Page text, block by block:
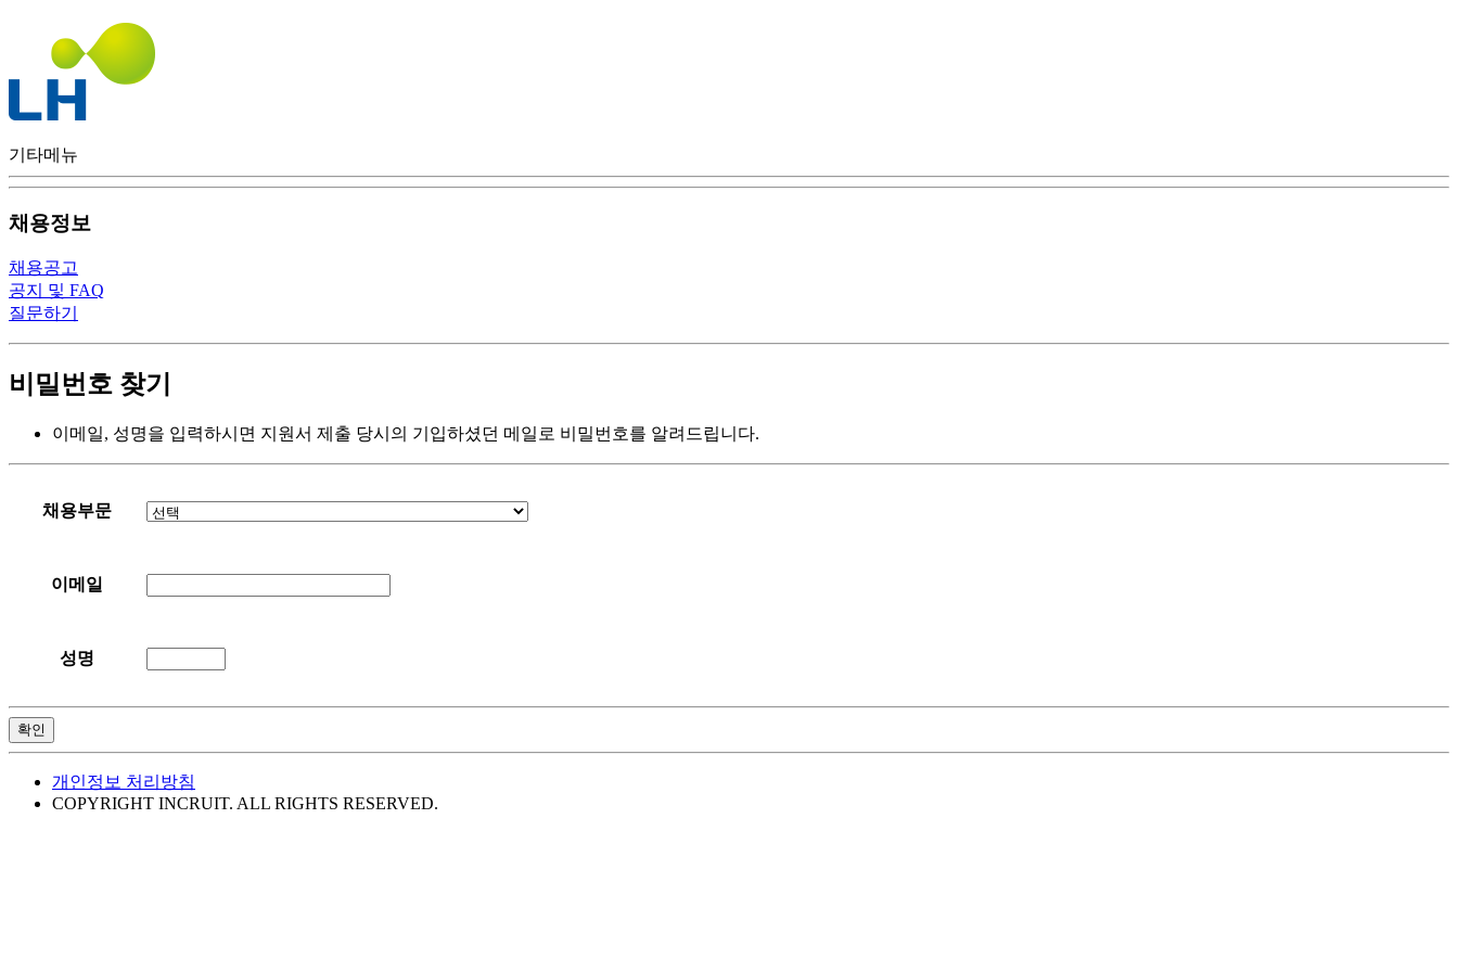
기타메뉴
채용정보
채용공고
공지 및 FAQ
질문하기
비밀번호 찾기
이메일, 성명을 입력하시면 지원서 제출 당시의 기입하셨던 메일로 비밀번호를 알려드립니다.
채용부문
이메일
성명
확인
개인정보 처리방침
COPYRIGHT INCRUIT. ALL RIGHTS RESERVED.